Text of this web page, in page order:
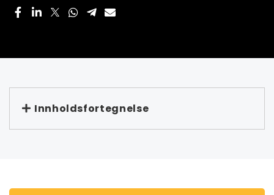
Innholdsfortegnelse